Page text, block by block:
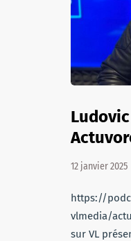
12 janvier 2025
https://
vlmedia/
sur VL